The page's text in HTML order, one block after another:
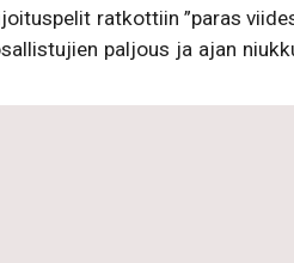
ratkottiin ”paras
paljous ja ajan